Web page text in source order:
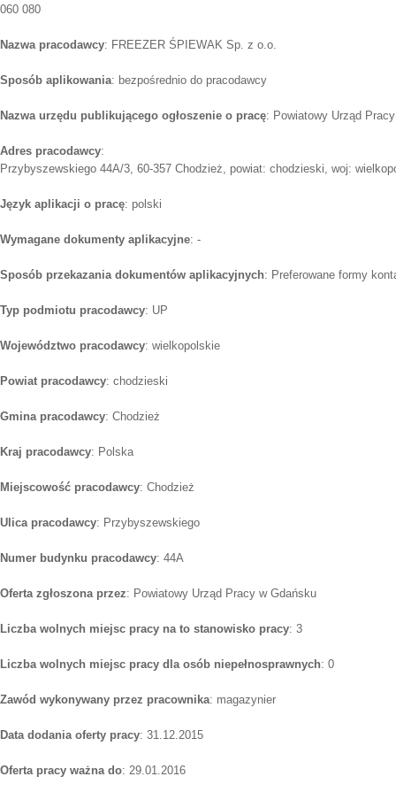
060 080
Nazwa pracodawcy: FREEZER ŚPIEWAK Sp. z o.o.
Sposób aplikowania: bezpośrednio do pracodawcy
Nazwa urzędu publikującego ogłoszenie o pracę: Powiatowy Urząd
Adres pracodawcy:
Przybyszewskiego 44A/3, 60-357 Chodzież, powiat: chodzieski, woj:
Język aplikacji o pracę: polski
Wymagane dokumenty aplikacyjne: -
Sposób przekazania dokumentów aplikacyjnych: Preferowane formy
Typ podmiotu pracodawcy: UP
Województwo pracodawcy: wielkopolskie
Powiat pracodawcy: chodzieski
Gmina pracodawcy: Chodzież
Kraj pracodawcy: Polska
Miejscowość pracodawcy: Chodzież
Ulica pracodawcy: Przybyszewskiego
Numer budynku pracodawcy: 44A
Oferta zgłoszona przez: Powiatowy Urząd Pracy w Gdańsku
Liczba wolnych miejsc pracy na to stanowisko pracy: 3
Liczba wolnych miejsc pracy dla osób niepełnosprawnych: 0
Zawód wykonywany przez pracownika: magazynier
Data dodania oferty pracy: 31.12.2015
Oferta pracy ważna do: 29.01.2016